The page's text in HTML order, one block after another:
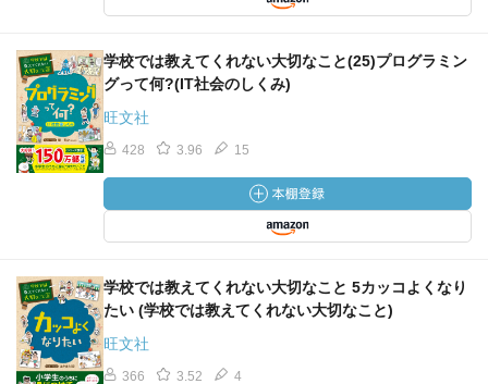
学校では教えてくれない大切なこと(25)プログラミン
グって何?(IT社会のしくみ)
旺文社
428 3.96 15
学校では教えてくれない大切なこと 5カッコよくなり
たい (学校では教えてくれない大切なこと)
旺文社
366 3.52 4